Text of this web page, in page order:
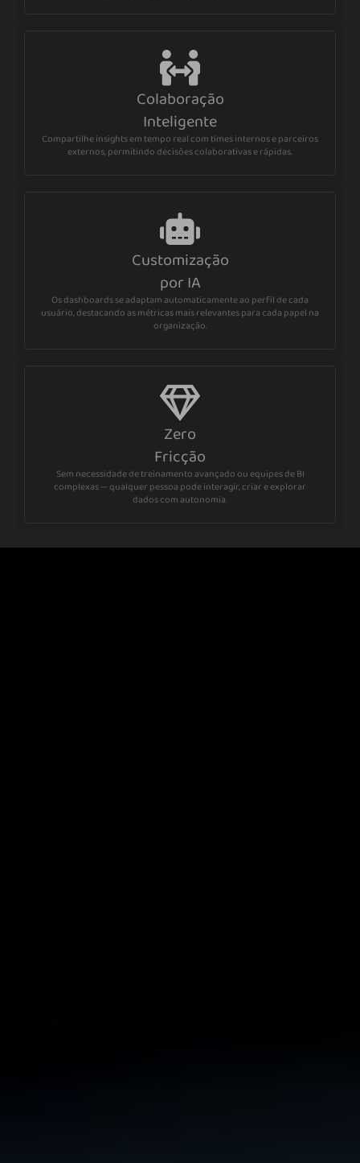
Colaboração
Inteligente
Compartilhe insights em tempo real com times internos e parceiros
externos, permitindo decisões colaborativas e rápidas.
Customização
por IA
Os dashboards se adaptam automaticamente ao perfil de cada
usuário, destacando as métricas mais relevantes para cada papel na
organização.
Zero
Fricção
Sem necessidade de treinamento avançado ou equipes de BI
complexas — qualquer pessoa pode interagir, criar e explorar
dados com autonomia.